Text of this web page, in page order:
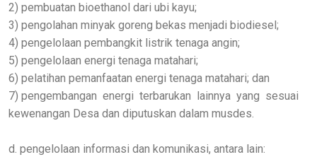
2) pembuatan bioethanol dari ubi kayu;
3) pengolahan minyak goreng bekas menjadi biodiesel;
4) pengelolaan pembangkit listrik tenaga angin;
5) pengelolaan energi tenaga matahari;
6) pelatihan pemanfaatan energi tenaga matahari; dan
7) pengembangan energi terbarukan lainnya yang sesuai
kewenangan Desa dan diputuskan dalam musdes.
d. pengelolaan informasi dan komunikasi, antara lain: